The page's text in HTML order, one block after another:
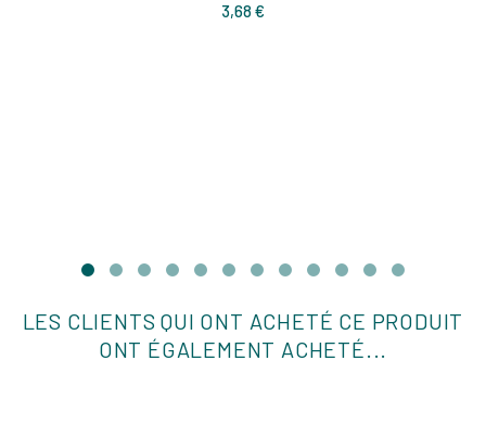
3,68 €
LES CLIENTS QUI ONT ACHETÉ CE PRODUIT
ONT ÉGALEMENT ACHETÉ...